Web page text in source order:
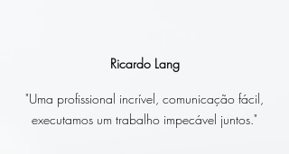
Ricardo Lang
"Uma profissional incrível, comunicação fácil,
executamos um trabalho impecável juntos."